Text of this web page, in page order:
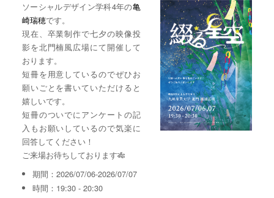
ソーシャルデザイン学科4年の亀
崎瑞穂です。
現在、卒業制作で七夕の映像投
影を北門楠風広場にて開催して
おります。
短冊を用意しているのでぜひお
願いごとを書いていただけると
嬉しいです。
短冊のついでにアンケートの記
入もお願いしているので気楽に
回答してください！
ご来場お待ちしております🎋
期間：2026/07/06-2026/07/07
時間：19:30 - 20:30